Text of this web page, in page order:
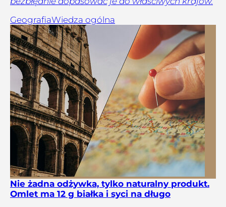
GeografiaWiedza ogólna
Nie żadna odżywka, tylko naturalny produkt.
Omlet ma 12 g białka i syci na długo